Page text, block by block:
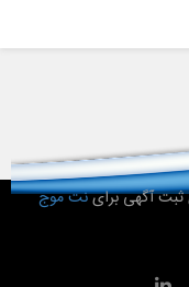
آگهی براینت موج